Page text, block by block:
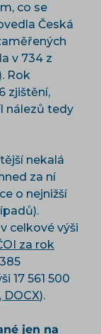
co se
Česká
v 734 z
Rok
zjištění,
nálezů tedy
nekalá
za ní
o nejnižší
celkové výši
za rok
17 561 500
DOCX).
jen na